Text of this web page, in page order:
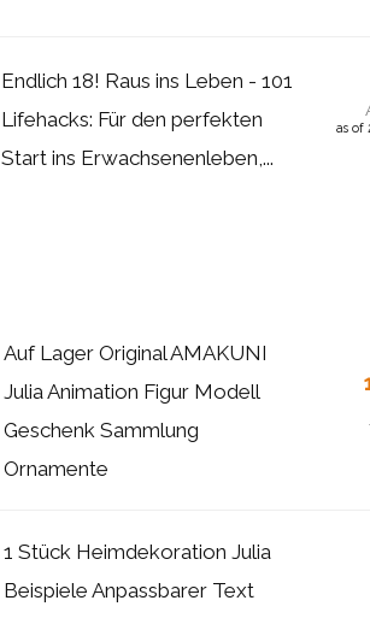
Endlich 18! Raus ins Leben - 101
Lifehacks: Für den perfekten
Start ins Erwachsenenleben,...
as of
Auf Lager Original AMAKUNI
Julia Animation Figur Modell
Geschenk Sammlung
Ornamente
1 Stück Heimdekoration Julia
Beispiele Anpassbarer Text